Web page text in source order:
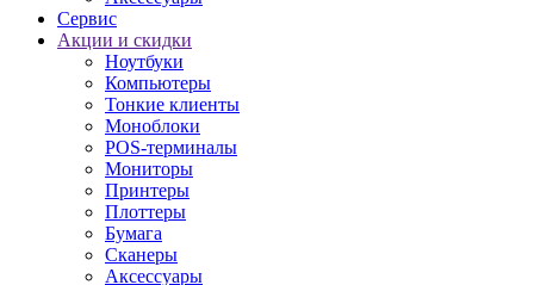
Сервис
Акции и скидки
Ноутбуки
Компьютеры
Тонкие клиенты
Моноблоки
POS-терминалы
Мониторы
Принтеры
Плоттеры
Бумага
Сканеры
Аксессуары